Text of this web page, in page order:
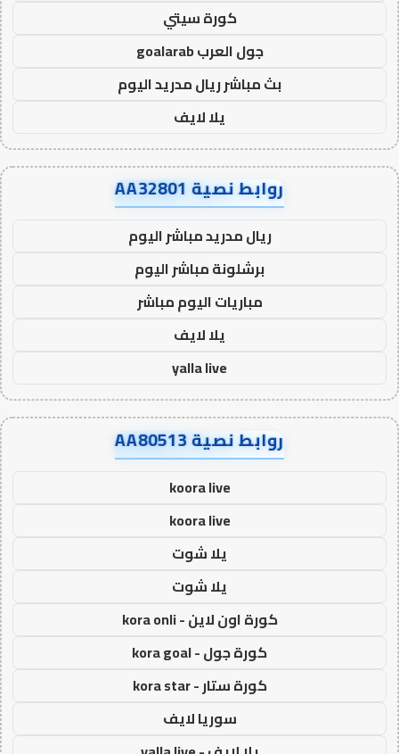
كورة سيتي
جول العرب goalarab
بث مباشر ريال مدريد اليوم
يلا لايف
روابط نصية AA32801
ريال مدريد مباشر اليوم
برشلونة مباشر اليوم
مباريات اليوم مباشر
يلا لايف
yalla live
روابط نصية AA80513
koora live
koora live
يلا شوت
يلا شوت
كورة اون لاين - kora onli
كورة جول - kora goal
كورة ستار - kora star
سوريا لايف